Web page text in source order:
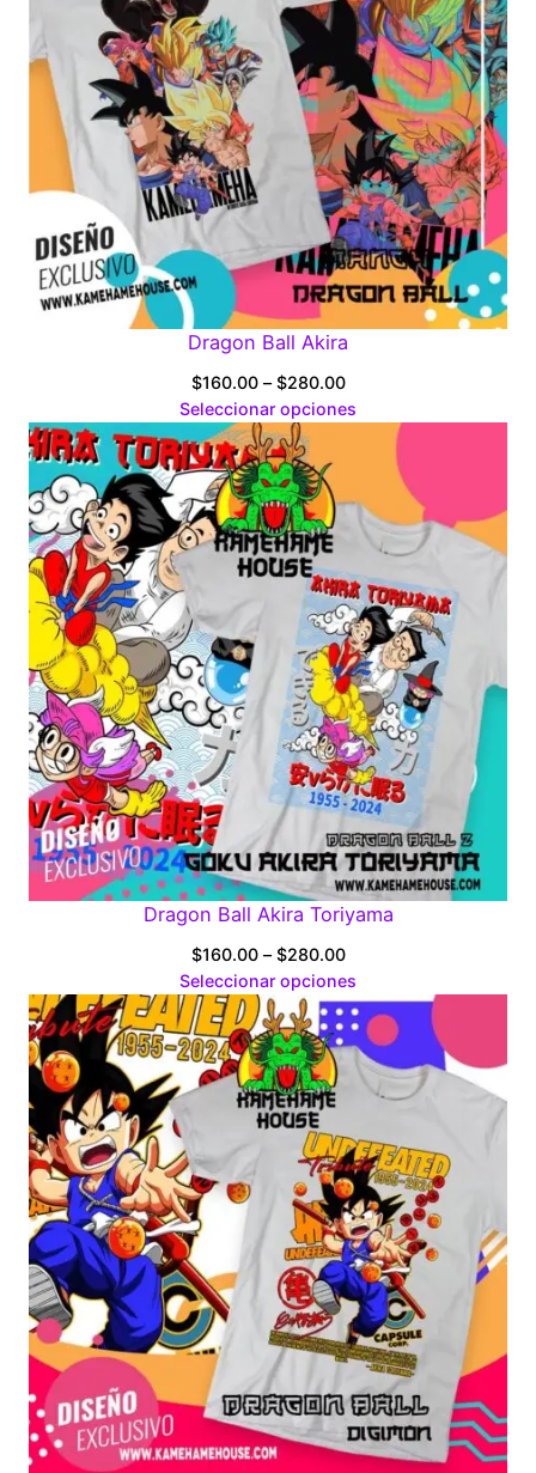
Dragon Ball Akira
$160.00 – $280.00Price
range:
$160.00
through
$280.00
Seleccionar opciones
Dragon Ball Akira Toriyama
$160.00 – $280.00Price
range:
$160.00
through
$280.00
Seleccionar opciones